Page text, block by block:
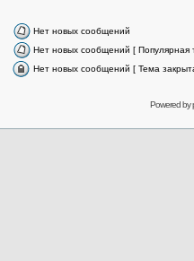
Нет новых сообщений
Нет новых сообщений [ Популярная
Нет новых сообщений [ Тема
Powered by